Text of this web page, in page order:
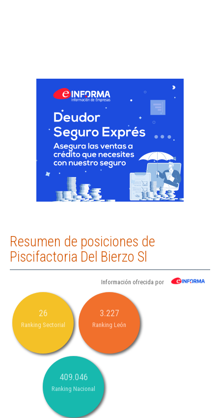
Resumen de posiciones de
Piscifactoria Del Bierzo Sl
Información ofrecida por
26
Ranking Sectorial
3.227
Ranking León
409.046
Ranking Nacional